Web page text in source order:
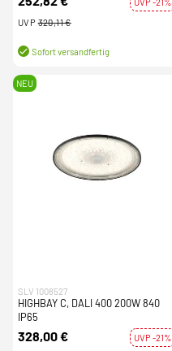
UVP 320,11 €
Sofort versandfertig
NEU
SLV 1008527
HIGHBAY C, DALI 400 200W 840
IP65
328,00 €
UVP -21%